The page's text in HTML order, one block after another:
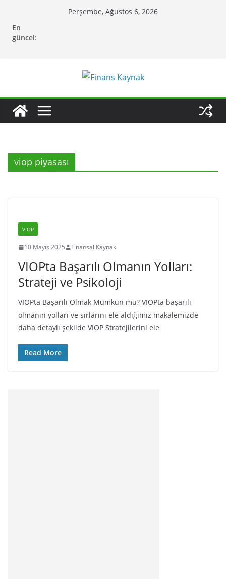
content
Perşembe, Ağustos 6, 2026
En
güncel:
viop piyasası
VIOP
10 Mayıs 2025 Finansal Kaynak
VIOPta Başarılı Olmanın Yolları:
Strateji ve Psikoloji
VIOPta Başarılı Olmak Mümkün mü? VIOPta başarılı
olmanın yolları ve sırlarını ele aldığımız makalemizde
daha detaylı şekilde VIOP Stratejilerini ele
Read More